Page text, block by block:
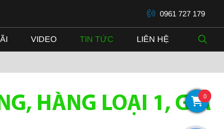
0961 727 179
VIDEO TIN TỨC LIÊN HỆ
HÀNG LOẠI 1, GIÁ
0